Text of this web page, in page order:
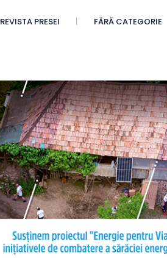
REVISTA PRESEI FĂRĂ CATEGORIE